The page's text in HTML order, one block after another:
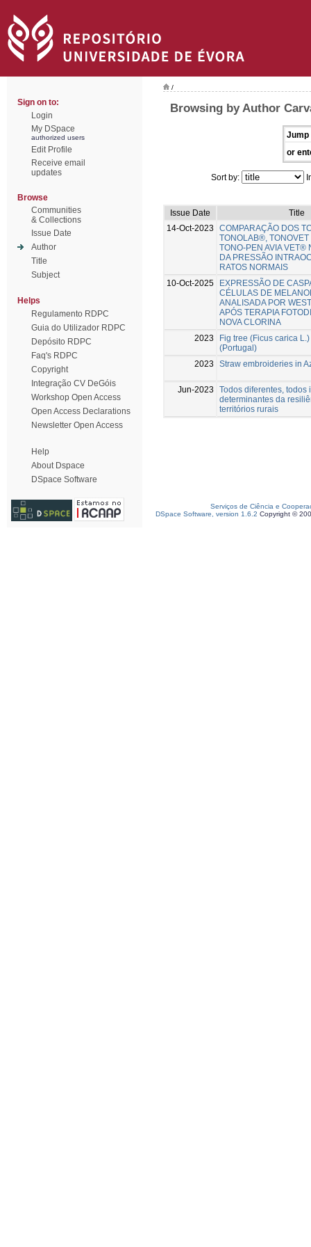
Sign on to:
Login
My DSpace
authorized users
Edit Profile
Receive email
updates
Browse
Communities
& Collections
Issue Date
Author
Title
Subject
Helps
Regulamento RDPC
Guia do Utilizador RDPC
Depósito RDPC
Faq's RDPC
Copyright
Integração CV DeGóis
Workshop Open Access
Open Access Declarations
Newsletter Open Access
Help
About Dspace
DSpace Software
/
Browsing by Author
Jump
or
Sort by:
Issue Date
Title
14-Oct-2023
COMPARAÇÃO DOS
TONOLAB®,
TONO-PEN AVIA VET®
DA PRESSÃO
RATOS NORMAIS
10-Oct-2025
EXPRESSÃO DE
CÉLULAS DE
ANALISADA POR
APÓS TERAPIA
NOVA CLORINA
2023
Fig tree (Ficus carica
(Portugal)
2023
Straw embroideries in
Jun-2023
Todos diferentes, todos
determinantes da
territórios rurais
Serviços de Ciência e
DSpace Software, version 1.6.2 Copyright ©